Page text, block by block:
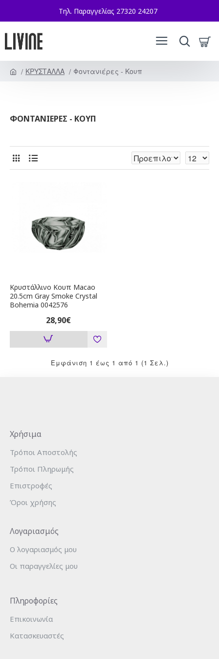
Τηλ. Παραγγελίας 27320 24207
ΚΡΥΣΤΑΛΛΑ Φοντανιέρες - Κουπ
ΦΟΝΤΑΝΙΈΡΕΣ - ΚΟΥΠ
Κρυστάλλινο Κουπ Macao
20.5cm Gray Smoke Crystal
Bohemia 0042576
28,90€
Εμφάνιση 1 έως 1 από 1 (1 Σελ.)
Χρήσιμα
Τρόποι Αποστολής
Τρόποι Πληρωμής
Επιστροφές
Όροι χρήσης
Λογαριασμός
Ο λογαριασμός μου
Οι παραγγελίες μου
Πληροφορίες
Επικοινωνία
Κατασκευαστές